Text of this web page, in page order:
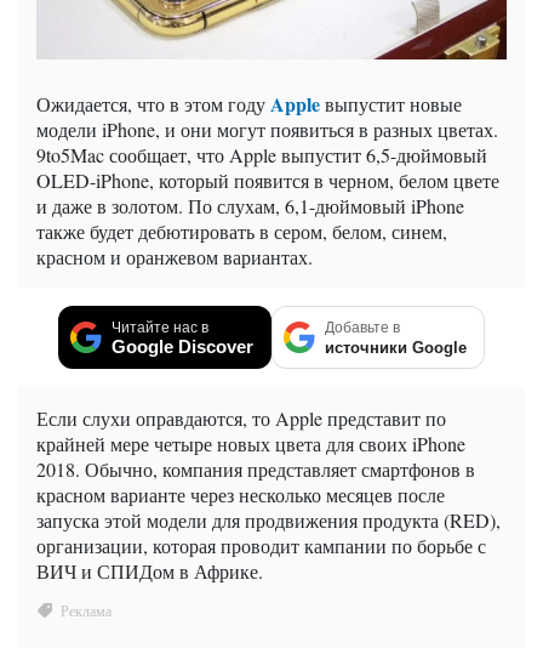
Ожидается, что в этом годуAppleвыпустит новые
модели iPhone, и они могут появиться в разных цветах.
9to5Mac сообщает, что Apple выпустит 6,5-дюймовый
OLED-iPhone, который появится в черном, белом цвете
и даже в золотом. По слухам, 6,1-дюймовый iPhone
также будет дебютировать в сером, белом, синем,
красном и оранжевом вариантах.
Читайте нас в
Google Discover
Добавьте в
источники Google
Если слухи оправдаются, то Apple представит по
крайней мере четыре новых цвета для своих iPhone
2018. Обычно, компания представляет смартфонов в
красном варианте через несколько месяцев после
запуска этой модели для продвижения продукта (RED),
организации, которая проводит кампании по борьбе с
ВИЧ и СПИДом в Африке.